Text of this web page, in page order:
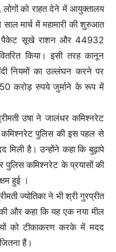
को राहत देने में आयुक्तालय
मार्च में महामारी की शुरुआत
पैकेट सूखे राशन और 44932
किया। इसी तरह कानून
नियमों का उल्लंघन करने पर
करोड़ रुपये जुर्माने के रूप में
उषा ने जालंधर कमिश्नरेट
कमिश्नरेट पुलिस की इस पहल से
है। उन्होंने कहा कि बुढ़ापे
कमिश्नरेट के प्रयासों की
हुई ।
ज्योतिका ने भी श्री गुरप्रीत
की और कहा कि यह एक नया मील
को टीकाकरण करके में मदद
हैं।